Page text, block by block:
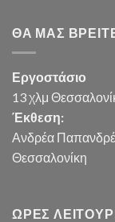
ΘΑ ΜΑΣ
Εργοστάσιο
13 χλμ
Έκθεση:
Ανδρέα
Θεσσαλονίκη
ΏΡΕΣ